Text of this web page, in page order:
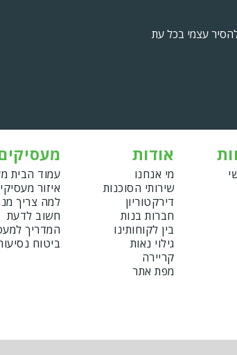
עצמי בכל עת
אודות
מי אנחנו
שירותי הסוכנות
דירקטוריון
חברות בנות
בין לקוחותינו
גילוי נאות
קריירה
מפת אתר
עמוד הבית
איזור
למה צריך
חשוב לדעת
המדריך
ביטוח